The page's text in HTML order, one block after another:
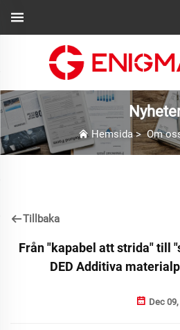
Hemsida>Om
Tillbaka
Från "kapabel att strida" till
DED Additiva
Dec